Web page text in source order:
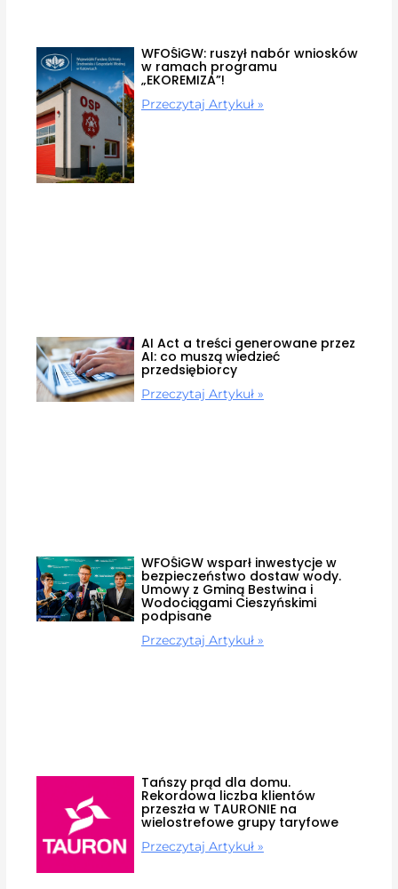
WFOŚiGW: ruszył nabór wniosków
w ramach programu
„EKOREMIZA”!
Przeczytaj Artykuł »
AI Act a treści generowane przez
AI: co muszą wiedzieć
przedsiębiorcy
Przeczytaj Artykuł »
WFOŚiGW wsparł inwestycje w
bezpieczeństwo dostaw wody.
Umowy z Gminą Bestwina i
Wodociągami Cieszyńskimi
podpisane
Przeczytaj Artykuł »
Tańszy prąd dla domu.
Rekordowa liczba klientów
przeszła w TAURONIE na
wielostrefowe grupy taryfowe
Przeczytaj Artykuł »